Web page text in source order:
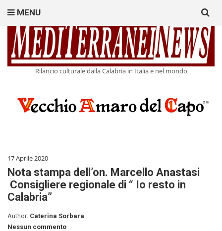
Rilancio culturale dalla Calabria in Italia e nel mondo
MENU
for:
17 Aprile 2020
Nota stampa dell’on. Marcello Anastasi
Consigliere regionale di “ Io resto in
Calabria”
Author: Caterina Sorbara
Nessun commento